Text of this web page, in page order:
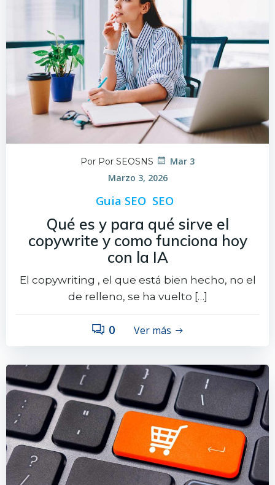
Por Por SEOSNS
Mar 3
Marzo 3, 2026
Guia SEO SEO
Qué es y para qué sirve el
copywrite y como funciona hoy
con la IA
El copywriting , el que está bien hecho, no el
de relleno, se ha vuelto […]
0 Ver más